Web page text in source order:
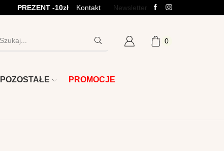
PREZENT -10zł Kontakt Newsletter
0
POZOSTAŁE PROMOCJE